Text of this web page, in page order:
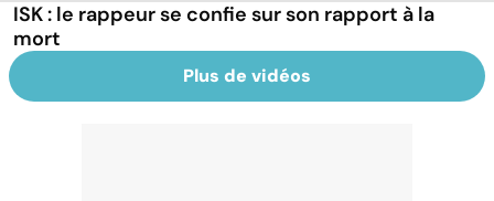
ISK : le rappeur se confie sur son rapport à la
mort
Plus de vidéos